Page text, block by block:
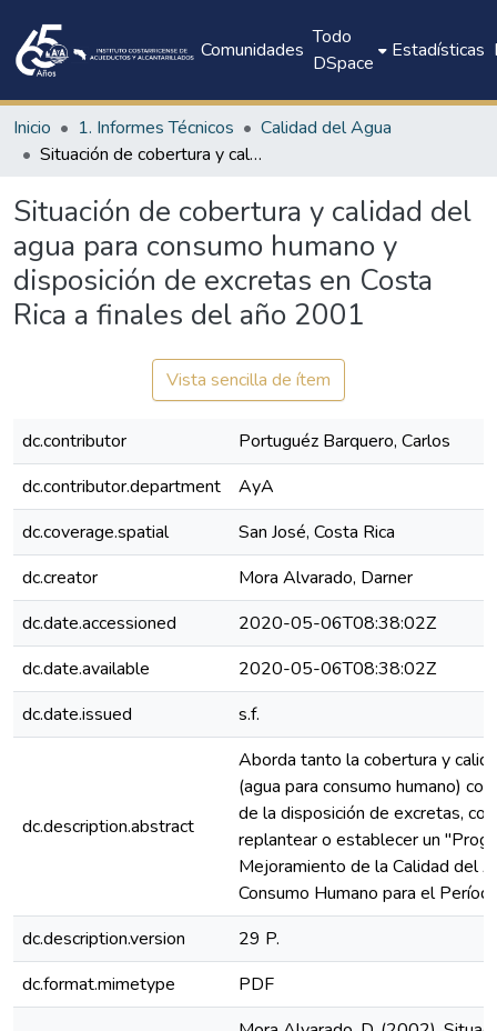
Comunidades
Todo
DSpace
Estadísticas
Inicio 1. Informes Técnicos
Calidad del Agua
Situación de cobertura y calidad del agua para consumo humano y disposición de excretas en Costa Rica a finales del año 2001
Situación de cobertura y calidad del
agua para consumo humano y
disposición de excretas en Costa
Rica a finales del año 2001
Vista sencilla de ítem
dc.contributor
Portuguéz Barquero, Carlos
dc.contributor.department
AyA
dc.coverage.spatial
San José, Costa Rica
dc.creator
Mora Alvarado, Darner
dc.date.accessioned
2020-05-06T08:38:02Z
dc.date.available
2020-05-06T08:38:02Z
dc.date.issued
s.f.
dc.description.abstract
Aborda tanto la cobertura y
(agua para consumo humano)
de la disposición de excretas,
replantear o establecer un
Mejoramiento de la Calidad del
Consumo Humano para el
dc.description.version
29 P.
dc.format.mimetype
PDF